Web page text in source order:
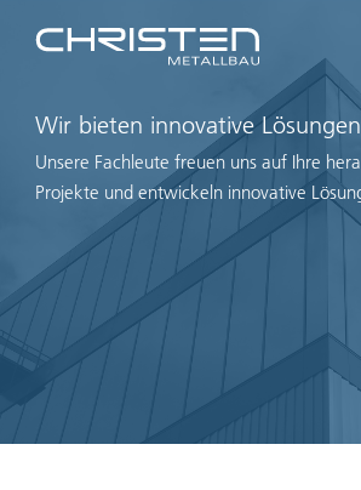
Wir bieten innovative
Unsere Fachleute freuen uns auf Ihre
Projekte und entwickeln innovative